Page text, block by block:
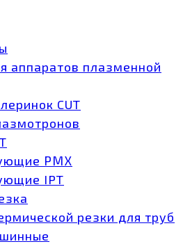
аппаратов плазменной
CUT
РМХ
IPT
резки для труб